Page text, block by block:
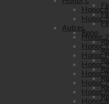
Reno
Honor
Honor
Autres
Honor
Honor
Honor
Honor 9
Honor 8
Honor 7
Honor
Honor